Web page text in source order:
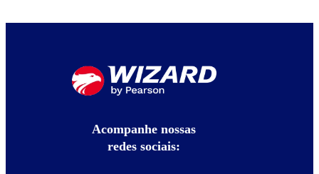
Acompanhe nossas
redes sociais: